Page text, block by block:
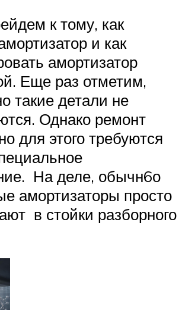
к тому, как
и как
амортизатор
Еще раз отметим,
такие детали не
Однако ремонт
для этого требуются
На деле, обычн6о
амортизаторы просто
в стойки разборного